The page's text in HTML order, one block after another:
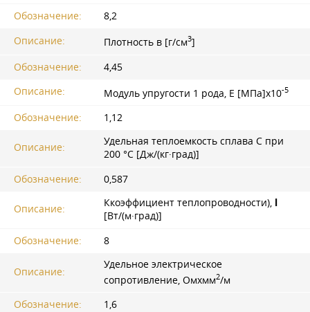
Обозначение:
8,2
Описание:
Плотность в [г/см3]
Обозначение:
4,45
Описание:
Модуль упругости 1 рода, Е [МПа]x10-5
Обозначение: 1,12
Описание:
Удельная теплоемкость сплава С при
200 °C [Дж/(кг·град)]
Обозначение:
0,587
Описание:
Ккоэффициент теплопроводности), l
[Вт/(м·град)]
Обозначение:
8
Описание:
Удельное электрическое
сопротивление, Омxмм2/м
Обозначение:
1,6